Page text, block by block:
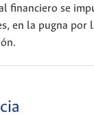
financiero se
en la pugna por